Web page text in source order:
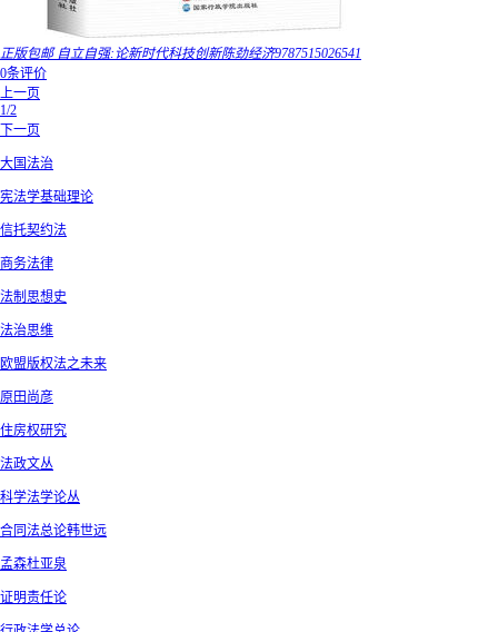
正版包邮 自立自强:论新时代科技创新陈劲经济9787515026541
0条评价
上一页
1/2
下一页
大国法治
宪法学基础理论
信托契约法
商务法律
法制思想史
法治思维
欧盟版权法之未来
原田尚彦
住房权研究
法政文丛
科学法学论丛
合同法总论韩世远
孟森杜亚泉
证明责任论